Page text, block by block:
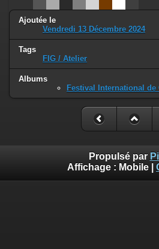
Ajoutée le
Vendredi 13 Décembre 2024
Tags
FIG / Atelier
Albums
Festival International de
Propulsé par
Affichage : Mobile